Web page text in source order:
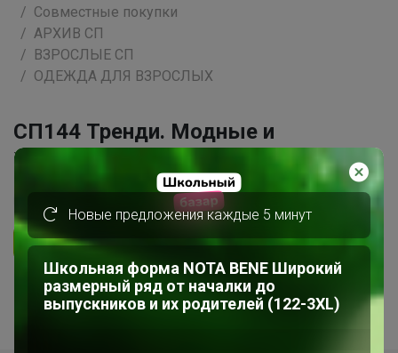
Совместные покупки
АРХИВ СП
ВЗРОСЛЫЕ СП
ОДЕЖДА ДЛЯ ВЗРОСЛЫХ
CП144 Тренди. Модные и
желанные распродажи Турции
30.1K
Ответить
1 2 3 4 5
Новые предложения каждые 5 минут
Школьная форма NOTA BENE Широкий
размерный ряд от началки до
выпускников и их родителей (122-3XL)